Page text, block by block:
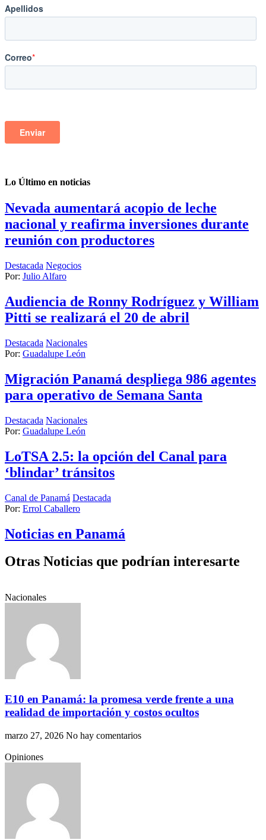
Lo Último en noticias
Nevada aumentará acopio de leche
nacional y reafirma inversiones durante
reunión con productores
Destacada Negocios
Por: Julio Alfaro
Audiencia de Ronny Rodríguez y William
Pitti se realizará el 20 de abril
Destacada Nacionales
Por: Guadalupe León
Migración Panamá despliega 986 agentes
para operativo de Semana Santa
Destacada Nacionales
Por: Guadalupe León
LoTSA 2.5: la opción del Canal para
‘blindar’ tránsitos
Canal de Panamá Destacada
Por: Errol Caballero
Noticias en Panamá
Otras Noticias que podrían interesarte
Nacionales
E10 en Panamá: la promesa verde frente a una
realidad de importación y costos ocultos
marzo 27, 2026 No hay comentarios
Opiniones